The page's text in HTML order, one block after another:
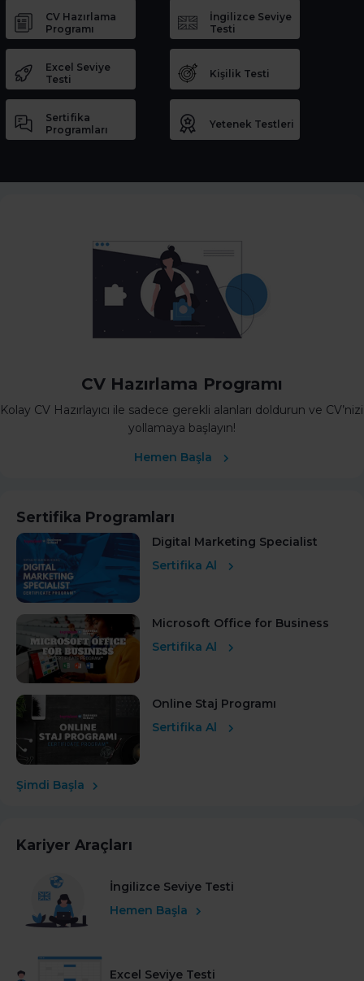
CV Hazırlama
Programı
İngilizce Seviye
Testi
Excel Seviye
Testi
Kişilik Testi
Sertifika
Programları
Yetenek Testleri
CV Hazırlama Programı
Kolay CV Hazırlayıcı ile sadece gerekli alanları doldurun ve CV’nizi
yollamaya başlayın!
Hemen Başla
Sertifika Programları
Digital Marketing Specialist
Sertifika Al
Microsoft Office for Business
Sertifika Al
Online Staj Programı
Sertifika Al
Şimdi Başla
Kariyer Araçları
İngilizce Seviye Testi
Hemen Başla
Excel Seviye Testi